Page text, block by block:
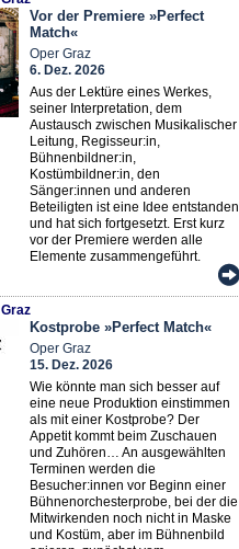
Vor der Premiere »Perfect
Match«
Oper Graz
6. Dez. 2026
Aus der Lektüre eines Werkes,
seiner Interpretation, dem
Austausch zwischen Musikalischer
Leitung, Regisseur:in,
Bühnenbildner:in,
Kostümbildner:in, den
Sänger:innen und anderen
Beteiligten ist eine Idee entstanden
und hat sich fortgesetzt. Erst kurz
vor der Premiere werden alle
Elemente zusammengeführt.
Graz
Kostprobe »Perfect Match«
Oper Graz
15. Dez. 2026
Wie könnte man sich besser auf
eine neue Produktion einstimmen
als mit einer Kostprobe? Der
Appetit kommt beim Zuschauen
und Zuhören… An ausgewählten
Terminen werden die
Besucher:innen vor Beginn einer
Bühnenorchesterprobe, bei der die
Mitwirkenden noch nicht in Maske
und Kostüm, aber im Bühnenbild